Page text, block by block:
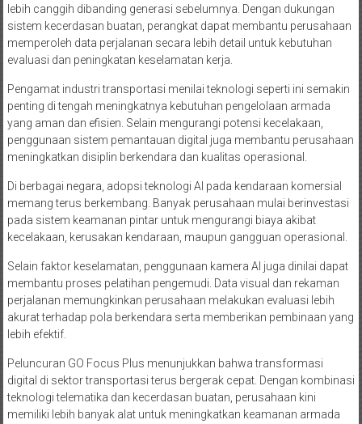
lebih canggih dibanding generasi sebelumnya. Dengan dukungan
sistem kecerdasan buatan, perangkat dapat membantu perusahaan
memperoleh data perjalanan secara lebih detail untuk kebutuhan
evaluasi dan peningkatan keselamatan kerja.
Pengamat industri transportasi menilai teknologi seperti ini semakin
penting di tengah meningkatnya kebutuhan pengelolaan armada
yang aman dan efisien. Selain mengurangi potensi kecelakaan,
penggunaan sistem pemantauan digital juga membantu perusahaan
meningkatkan disiplin berkendara dan kualitas operasional.
Di berbagai negara, adopsi teknologi AI pada kendaraan komersial
memang terus berkembang. Banyak perusahaan mulai berinvestasi
pada sistem keamanan pintar untuk mengurangi biaya akibat
kecelakaan, kerusakan kendaraan, maupun gangguan operasional.
Selain faktor keselamatan, penggunaan kamera AI juga dinilai dapat
membantu proses pelatihan pengemudi. Data visual dan rekaman
perjalanan memungkinkan perusahaan melakukan evaluasi lebih
akurat terhadap pola berkendara serta memberikan pembinaan yang
lebih efektif.
Peluncuran GO Focus Plus menunjukkan bahwa transformasi
digital di sektor transportasi terus bergerak cepat. Dengan kombinasi
teknologi telematika dan kecerdasan buatan, perusahaan kini
memiliki lebih banyak alat untuk meningkatkan keamanan armada